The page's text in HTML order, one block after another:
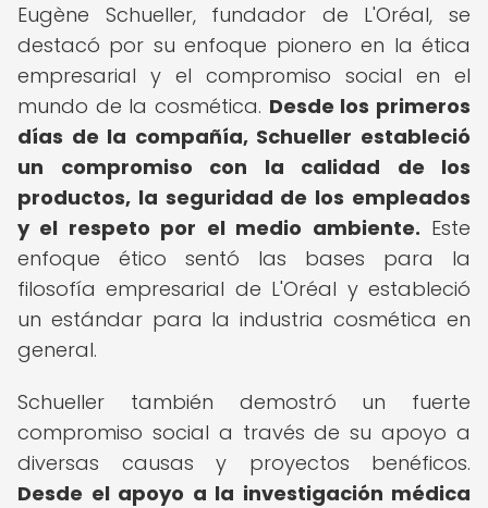
Eugène Schueller, fundador de L'Oréal, se
destacó por su enfoque pionero en la ética
empresarial y el compromiso social en el
mundo de la cosmética. Desde los primeros
días de la compañía, Schueller estableció
un compromiso con la calidad de los
productos, la seguridad de los empleados
y el respeto por el medio ambiente. Este
enfoque ético sentó las bases para la
filosofía empresarial de L'Oréal y estableció
un estándar para la industria cosmética en
general.
Schueller también demostró un fuerte
compromiso social a través de su apoyo a
diversas causas y proyectos benéficos.
Desde el apoyo a la investigación médica